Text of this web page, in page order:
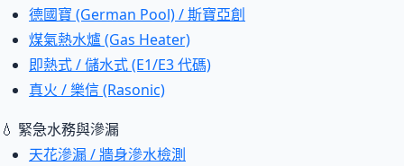
德國寶 (German Pool) / 斯寶亞創
煤氣熱水爐 (Gas Heater)
即熱式 / 儲水式 (E1/E3 代碼)
真火 / 樂信 (Rasonic)
💧 緊急水務與滲漏
天花滲漏 / 牆身滲水檢測